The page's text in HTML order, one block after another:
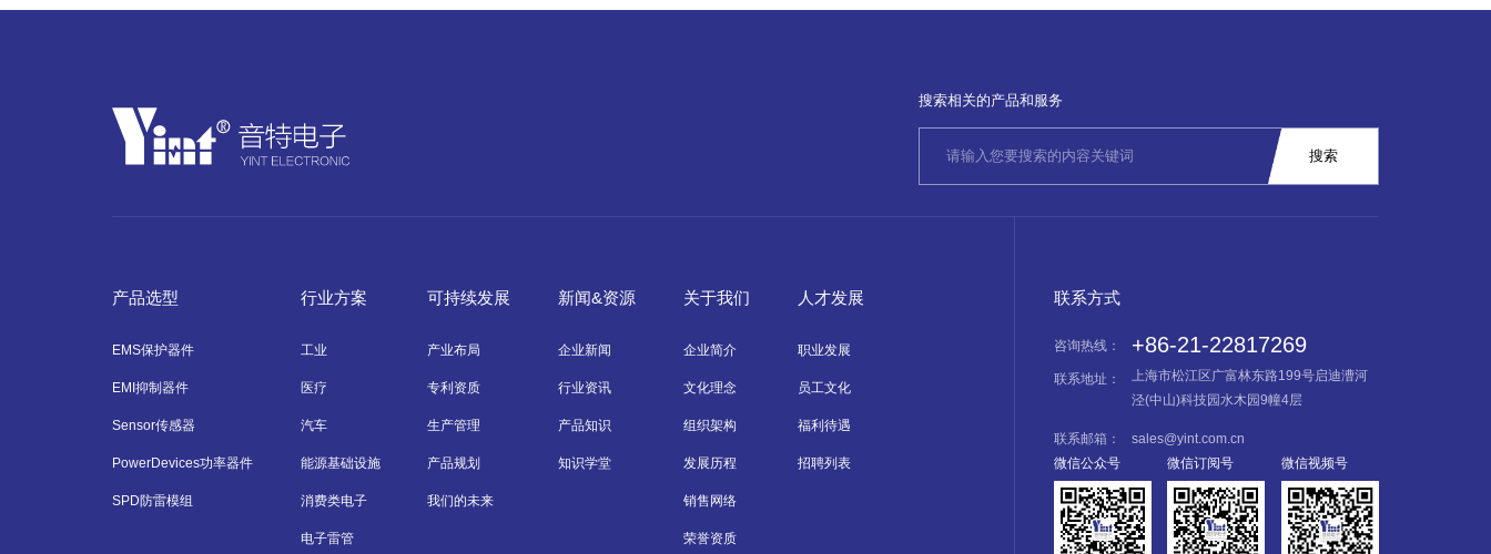
搜索相关的产品和服务
产品选型
EMS保护器件
EMI抑制器件
Sensor传感器
PowerDevices功率器件
SPD防雷模组
行业方案
工业
医疗
汽车
能源基础设施
消费类电子
电子雷管
可持续发展
产业布局
专利资质
生产管理
产品规划
我们的未来
新闻&资源
企业新闻
行业资讯
产品知识
知识学堂
关于我们
企业简介
文化理念
组织架构
发展历程
销售网络
荣誉资质
人才发展
职业发展
员工文化
福利待遇
招聘列表
联系方式
咨询热线： +86-21-22817269
联系地址：
上海市松江区广富林东路199号启迪漕河
泾(中山)科技园水木园9幢4层
联系邮箱：
sales@yint.com.cn
微信公众号
微信订阅号 微信视频号